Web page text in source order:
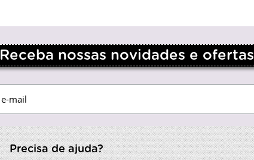
Receba nossas novidades e ofertas
Precisa de ajuda?